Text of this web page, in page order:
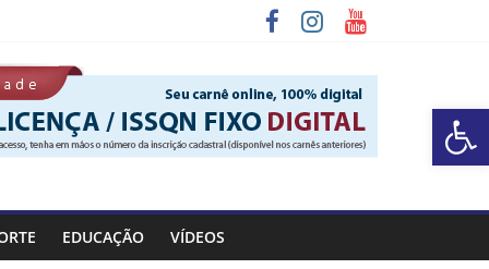
Barra de Ferramentas Aberta
EDUCAÇÃO VÍDEOS